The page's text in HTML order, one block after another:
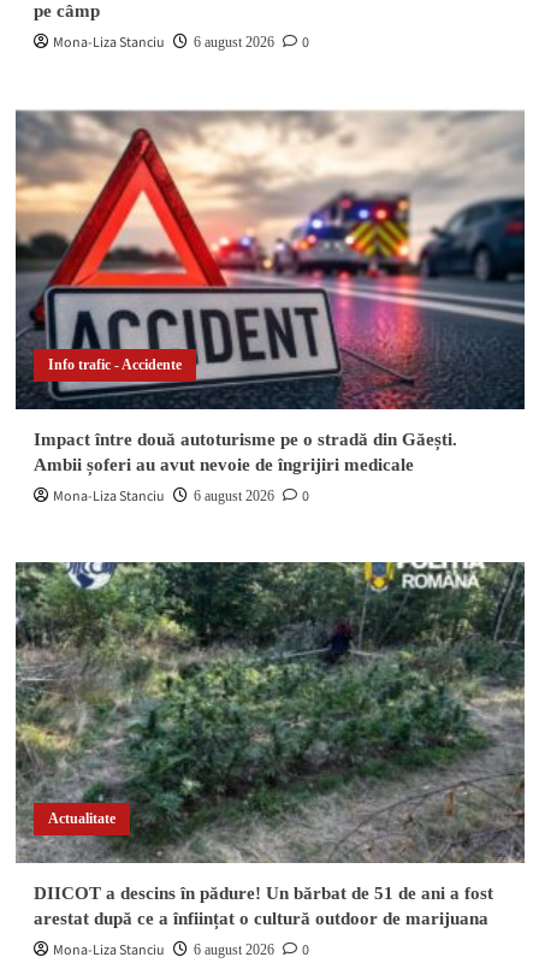
pe câmp
Mona-Liza Stanciu 6 august 2026 0
Info trafic - Accidente
Impact între două autoturisme pe o stradă din Găești.
Ambii șoferi au avut nevoie de îngrijiri medicale
Mona-Liza Stanciu 6 august 2026 0
Actualitate
DIICOT a descins în pădure! Un bărbat de 51 de ani a fost
arestat după ce a înființat o cultură outdoor de marijuana
Mona-Liza Stanciu 6 august 2026 0